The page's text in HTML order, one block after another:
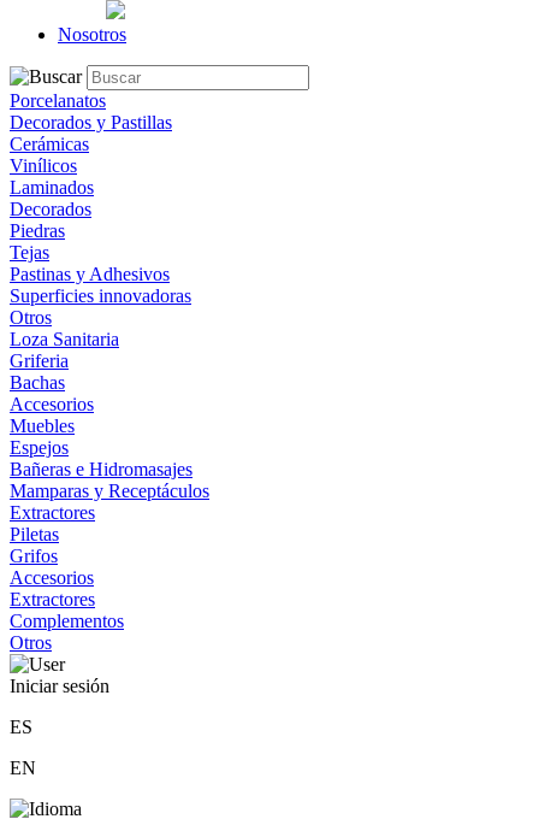
Nosotros
Porcelanatos
Decorados y Pastillas
Cerámicas
Vinílicos
Laminados
Decorados
Piedras
Tejas
Pastinas y Adhesivos
Superficies innovadoras
Otros
Loza Sanitaria
Griferia
Bachas
Accesorios
Muebles
Espejos
Bañeras e Hidromasajes
Mamparas y Receptáculos
Extractores
Piletas
Grifos
Accesorios
Extractores
Complementos
Otros
Iniciar sesión
ES
EN